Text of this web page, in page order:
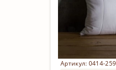
Артикул: 0414-